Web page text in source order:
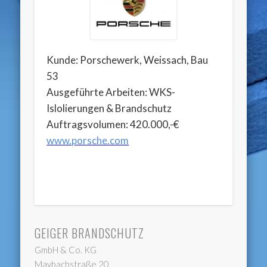
Kunde: Porschewerk, Weissach, Bau
53
Ausgeführte Arbeiten: WKS-
Islolierungen & Brandschutz
Auftragsvolumen: 420.000,-€
www.porsche.com
GEIGER BRANDSCHUTZ
GmbH & Co. KG
Maybachstraße 20